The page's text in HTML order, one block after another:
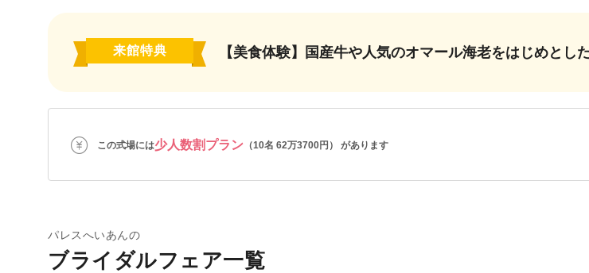
来館特典
この式場には少人数割プラン （10名 62万3700円） があります
パレスへいあんの
ブライダルフェア一覧